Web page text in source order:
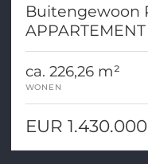
Buitengewoon
Walchsee
ca. 226,26 m²
WONEN
EUR 1.430.000